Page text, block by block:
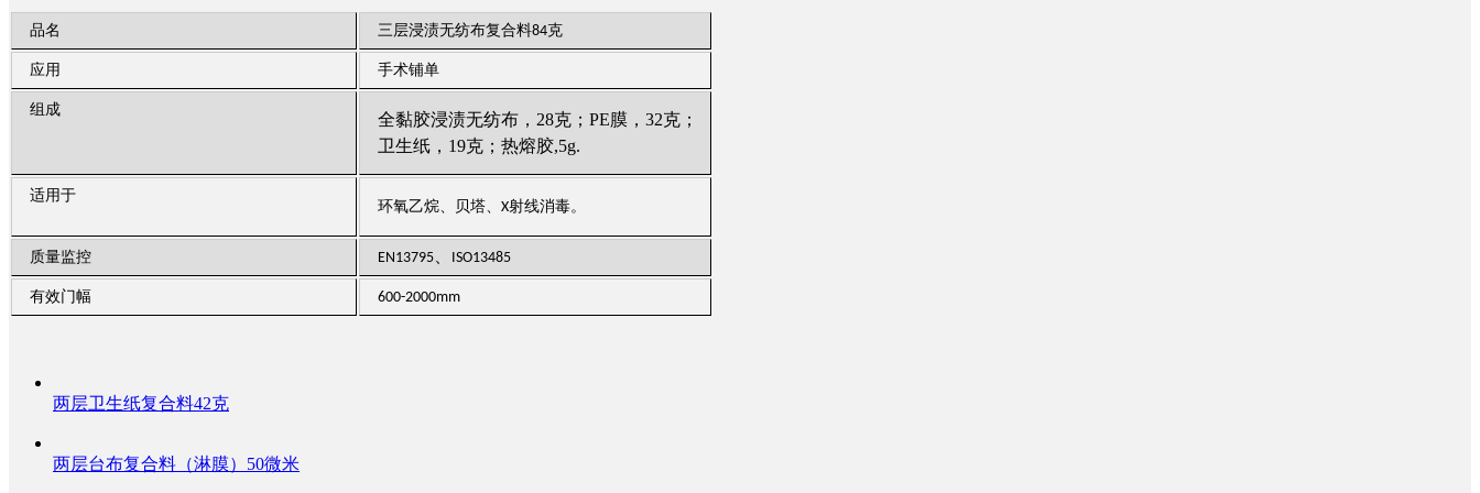
品名 三层浸渍无纺布复合料84克
应用 手术铺单
组成
全黏胶浸渍无纺布， 28克； PE膜， 32克；
卫生纸， 19克； 热熔胶,5g.
适用于
环氧乙烷、贝塔、 X射线消毒。
质量监控 EN13795 ISO13485
有效门幅 600-2000mm
两层卫生纸复合料42克
两层台布复合料（淋膜）50微米